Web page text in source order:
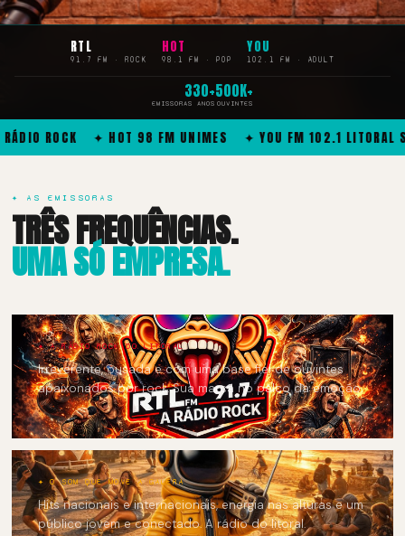
RTL
91.7 FM · ROCK
HOT
98.1 FM · POP
YOU
102.1 FM · ADULT
3
EMISSORAS
30+
ANOS
500K+
OUVINTES
98 FM UNIMES ✦ YOU FM 102.1 LITORAL SP ✦ ANUNCIE
✦ AS EMISSORAS
TRÊS FREQUÊNCIAS.
UMA SÓ EMPRESA.
✦ A RÁDIO ROCK DO LITORAL
Irreverente, ousada e com uma base fiel de ouvintes
apaixonados por rock. Sua marca no palco da emoção.
✦ O SOM QUE MOVE A GALERA
Hits nacionais e internacionais, energia nas alturas e um
público jovem e conectado. A rádio do litoral.